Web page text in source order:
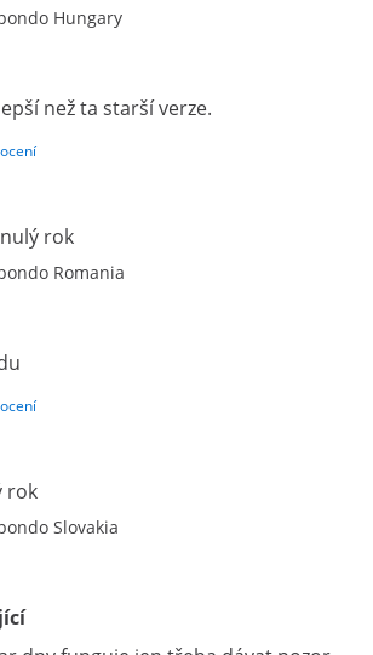
Hungary
než ta starší verze.
rok
Romania
rok
Slovakia